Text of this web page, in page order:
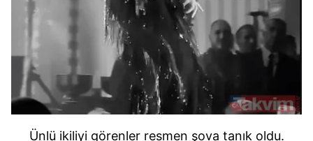
Ünlü ikiliyi görenler resmen şova tanık oldu.